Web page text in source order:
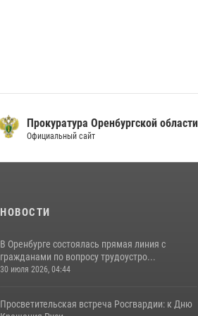
Прокуратура Оренбургской области
Официальный сайт
НОВОСТИ
В Оренбурге состоялась прямая линия с
гражданами по вопросу трудоустро...
30 июля 2026, 04:44
Просветительская встреча Росгвардии: к Дню